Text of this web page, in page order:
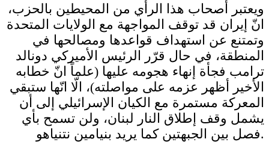
ويعتبر أصحاب هذا الرأي من المحيطين بالحزب،
انّ إيران قد توقف المواجهة مع الولايات المتحدة
وتمتنع عن استهداف قواعدها ومصالحها في
المنطقة، في حال قرّر الرئيس الأميركي دونالد
ترامب فجأة إنهاء هجومه عليها (علماً انّ خطابه
الأخير أظهر عزمه على مواصلته)، الّا انّها ستبقي
المعركة مستمرة مع الكيان الإسرائيلي إلى أن
يشمل وقف إطلاق النار لبنان، ولن تسمح بأي
فصل بين الجبهتين كما يريد بنيامين نتنياهو.